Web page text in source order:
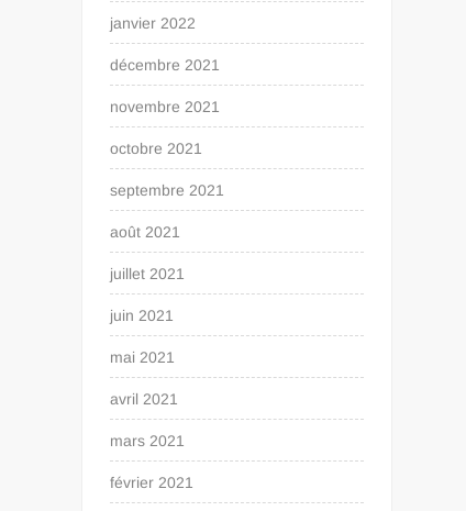
janvier 2022
décembre 2021
novembre 2021
octobre 2021
septembre 2021
août 2021
juillet 2021
juin 2021
mai 2021
avril 2021
mars 2021
février 2021